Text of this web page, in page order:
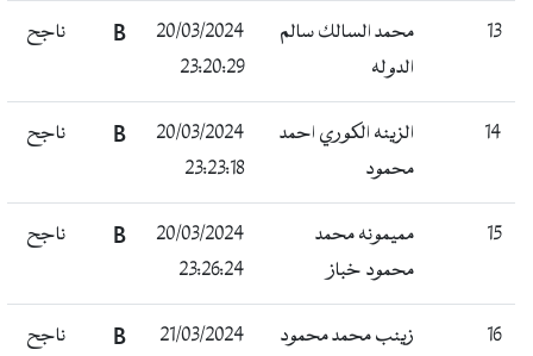
13
محمد السالك سالم
الدوله
20/03/2024
23:20:29
B ناجح
14
الزينه الكوري احمد
محمود
20/03/2024
23:23:18
B ناجح
15
مميمونه محمد
محمود خباز
20/03/2024
23:26:24
B ناجح
16
زينب محمد محمود
21/03/2024
B ناجح